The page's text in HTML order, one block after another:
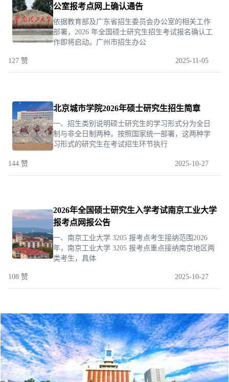
公室报考点网上确认通告
依据教育部及广东省招生委员会办公室的相关工作
部署，2026 年全国硕士研究生招生考试报名确认工
作即将启动。广州市招生办公
127 赞 2025-11-05
北京城市学院2026年硕士研究生招生简章
一、招生类别说明硕士研究生的学习形式分为全日
制与非全日制两种。按照国家统一部署，这两种学
习形式的研究生在考试招生环节执行
144 赞 2025-10-27
2026年全国硕士研究生入学考试南京工业大学
报考点网报公告
一、南京工业大学 3205 报考点考生接纳范围2026
年，南京工业大学 3205 报考点重点接纳南京地区两
类考生，具体
108 赞 2025-10-27